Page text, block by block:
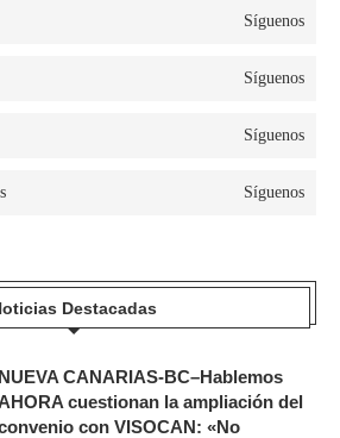
Síguenos
Síguenos
Síguenos
Síguenos
Destacadas
NUEVA CANARIAS-BC–Hablemos
cuestionan la ampliación del
con VISOCAN: «No